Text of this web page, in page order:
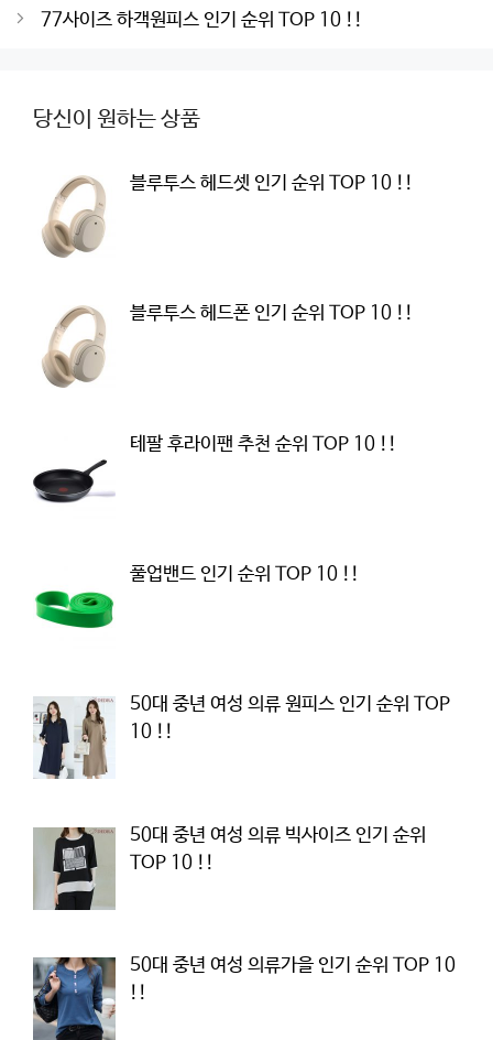
navigation
77사이즈 하객원피스 인기 순위 TOP 10 !!
당신이 원하는 상품
블루투스 헤드셋 인기 순위 TOP 10 !!
블루투스 헤드폰 인기 순위 TOP 10 !!
테팔 후라이팬 추천 순위 TOP 10 !!
풀업밴드 인기 순위 TOP 10 !!
50대 중년 여성 의류 원피스 인기 순위 TOP
10 !!
50대 중년 여성 의류 빅사이즈 인기 순위
TOP 10 !!
50대 중년 여성 의류가을 인기 순위 TOP 10
!!